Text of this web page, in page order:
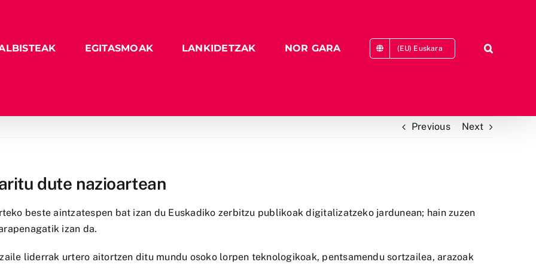
EGITASMOAK LANKIDETZAK NOR GARA (EU) Euskara
Previous Next
dute nazioartean
beste aintzatespen bat izan du Euskadiko zerbitzu publikoak digitalizatzeko jardunean; hain zuzen
izan da.
liderrak urtero aitortzen ditu mundu osoko lorpen teknologikoak, pentsamendu sortzailea, arazoak